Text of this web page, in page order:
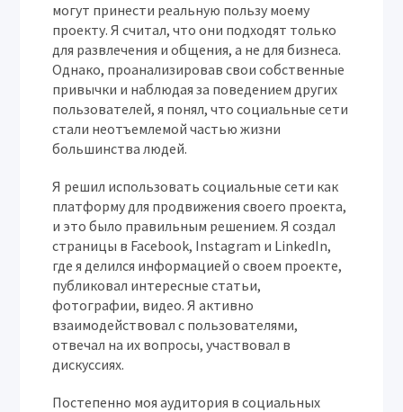
могут принести реальную пользу моему
проекту. Я считал, что они подходят только
для развлечения и общения, а не для бизнеса.
Однако, проанализировав свои собственные
привычки и наблюдая за поведением других
пользователей, я понял, что социальные сети
стали неотъемлемой частью жизни
большинства людей.
Я решил использовать социальные сети как
платформу для продвижения своего проекта,
и это было правильным решением. Я создал
страницы в Facebook, Instagram и LinkedIn,
где я делился информацией о своем проекте,
публиковал интересные статьи,
фотографии, видео. Я активно
взаимодействовал с пользователями,
отвечал на их вопросы, участвовал в
дискуссиях.
Постепенно моя аудитория в социальных